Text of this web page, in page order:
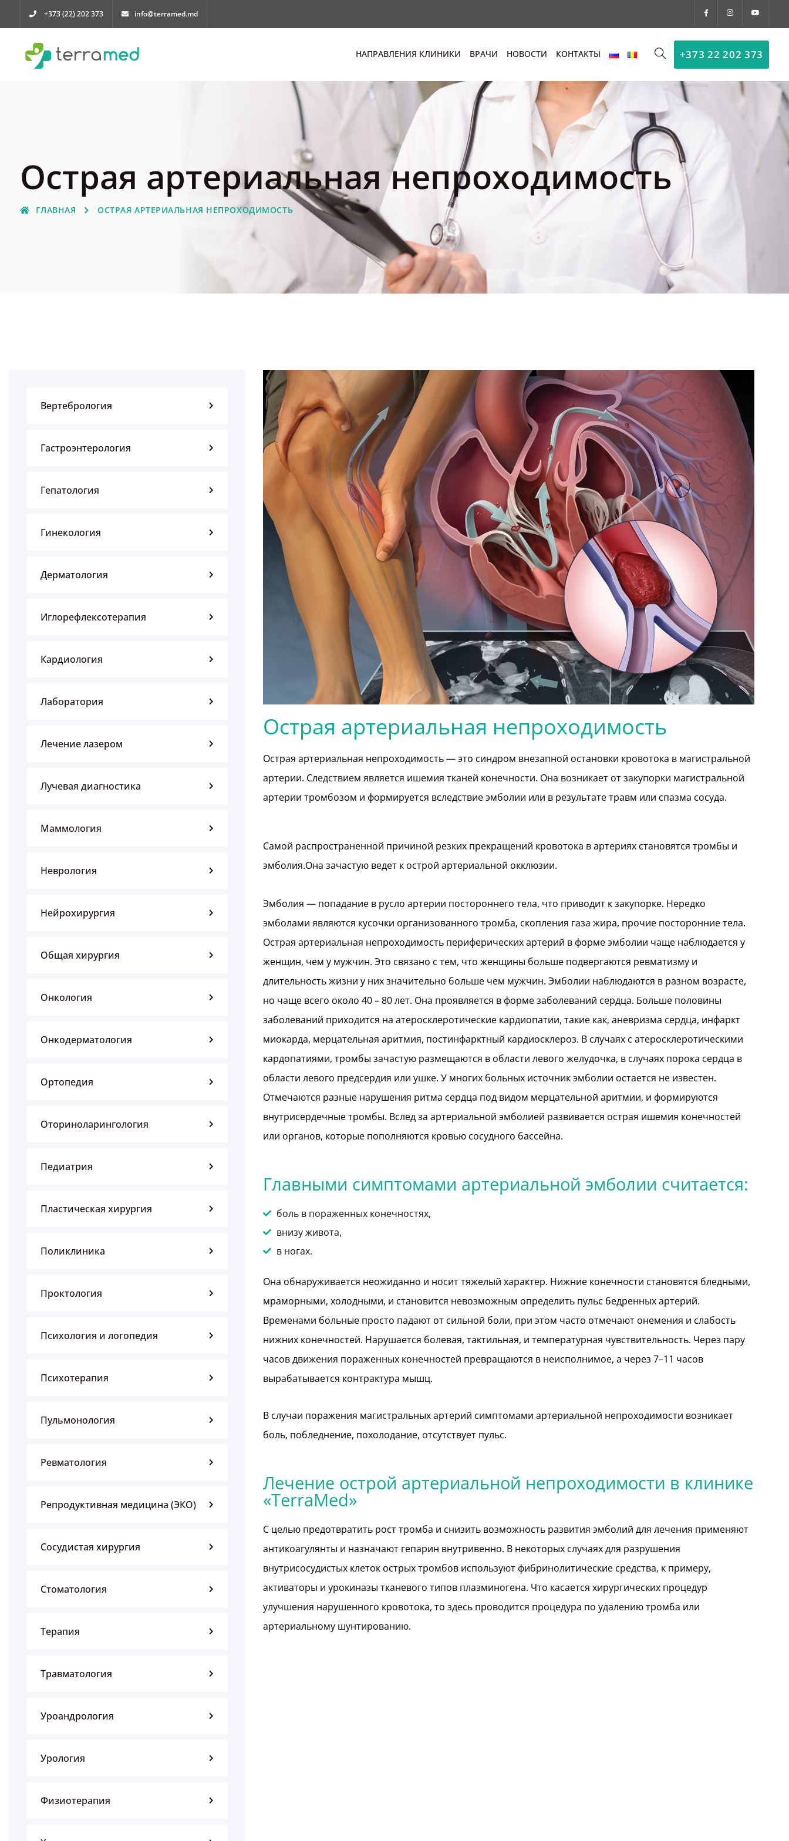
+373 (22) 202 373 info@terramed.md
НАПРАВЛЕНИЯ КЛИНИКИ ВРАЧИ НОВОСТИ КОНТАКТЫ +373 22 202 373
Острая артериальная непроходимость
ГЛАВНАЯ ОСТРАЯ АРТЕРИАЛЬНАЯ НЕПРОХОДИМОСТЬ
Вертебрология
Гастроэнтерология
Гепатология
Гинекология
Дерматология
Иглорефлексотерапия
Кардиология
Лаборатория
Лечение лазером
Лучевая диагностика
Маммология
Неврология
Нейрохирургия
Общая хирургия
Онкология
Онкодерматология
Ортопедия
Оториноларингология
Педиатрия
Пластическая хирургия
Поликлиника
Проктология
Психология и логопедия
Психотерапия
Пульмонология
Ревматология
Репродуктивная медицина (ЭКО)
Сосудистая хирургия
Стоматология
Терапия
Травматология
Уроандрология
Урология
Физиотерапия
Острая артериальная непроходимость
Острая артериальная непроходимость — это синдром внезапной остановки кровотока в магистральной
артерии. Следствием является ишемия тканей конечности. Она возникает от закупорки магистральной
артерии тромбозом и формируется вследствие эмболии или в результате травм или спазма сосуда.
Самой распространенной причиной резких прекращений кровотока в артериях становятся тромбы и
эмболия.Она зачастую ведет к острой артериальной окклюзии.
Эмболия — попадание в русло артерии постороннего тела, что приводит к закупорке. Нередко
эмболами являются кусочки организованного тромба, скопления газа жира, прочие посторонние тела.
Острая артериальная непроходимость периферических артерий в форме эмболии чаще наблюдается у
женщин, чем у мужчин. Это связано с тем, что женщины больше подвергаются ревматизму и
длительность жизни у них значительно больше чем мужчин. Эмболии наблюдаются в разном возрасте,
но чаще всего около 40 – 80 лет. Она проявляется в форме заболеваний сердца. Больше половины
заболеваний приходится на атеросклеротические кардиопатии, такие как, аневризма сердца, инфаркт
миокарда, мерцательная аритмия, постинфарктный кардиосклероз. В случаях с атеросклеротическими
кардопатиями, тромбы зачастую размещаются в области левого желудочка, в случаях порока сердца в
области левого предсердия или ушке. У многих больных источник эмболии остается не известен.
Отмечаются разные нарушения ритма сердца под видом мерцательной аритмии, и формируются
внутрисердечные тромбы. Вслед за артериальной эмболией развивается острая ишемия конечностей
или органов, которые пополняются кровью сосудного бассейна.
Главными симптомами артериальной эмболии считается:
боль в пораженных конечностях,
внизу живота,
в ногах.
Она обнаруживается неожиданно и носит тяжелый характер. Нижние конечности становятся бледными,
мраморными, холодными, и становится невозможным определить пульс бедренных артерий.
Временами больные просто падают от сильной боли, при этом часто отмечают онемения и слабость
нижних конечностей. Нарушается болевая, тактильная, и температурная чувствительность. Через пару
часов движения пораженных конечностей превращаются в неисполнимое, а через 7–11 часов
вырабатывается контрактура мышц.
В случаи поражения магистральных артерий симптомами артериальной непроходимости возникает
боль, побледнение, похолодание, отсутствует пульс.
Лечение острой артериальной непроходимости в клинике
«TerraMed»
С целью предотвратить рост тромба и снизить возможность развития эмболий для лечения применяют
антикоагулянты и назначают гепарин внутривенно. В некоторых случаях для разрушения
внутрисосудистых клеток острых тромбов используют фибринолитические средства, к примеру,
активаторы и урокиназы тканевого типов плазминогена. Что касается хирургических процедур
улучшения нарушенного кровотока, то здесь проводится процедура по удалению тромба или
артериальному шунтированию.